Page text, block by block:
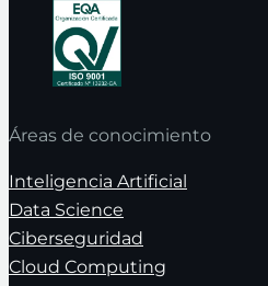
Áreas de conocimiento
Inteligencia Artificial
Data Science
Ciberseguridad
Cloud Computing